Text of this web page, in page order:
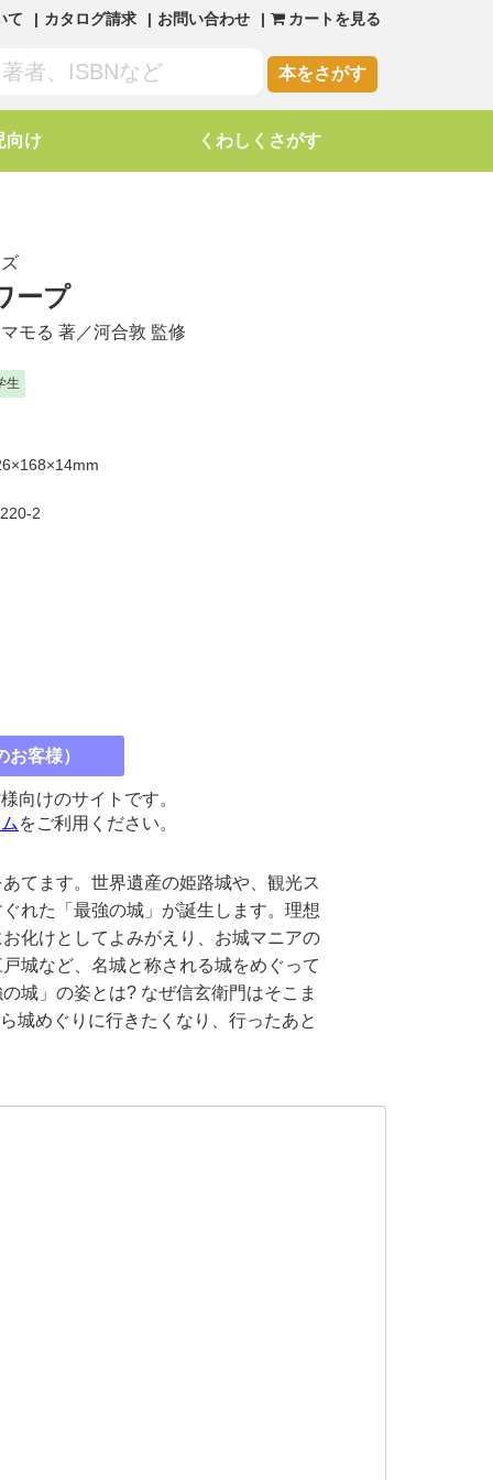
て カタログ請求 お問い合わせ カートを見る
本をさがす
向け くわしくさがす
ープ
モる 著／河合敦 監修
生
2
客様）
向けのサイトです。
をご利用ください。
てます。世界遺産の姫路城や、観光ス
れた「最強の城」が誕生します。理想
化けとしてよみがえり、お城マニアの
城など、名城と称される城をめぐって
城」の姿とは? なぜ信玄衛門はそこま
城めぐりに行きたくなり、行ったあと